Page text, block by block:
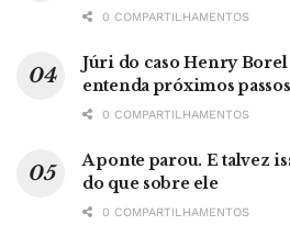
0 COMPARTILHAMENTOS
Júri do caso Henry
entenda próximos passos
0 COMPARTILHAMENTOS
A ponte parou. E talvez
do que sobre ele
0 COMPARTILHAMENTOS